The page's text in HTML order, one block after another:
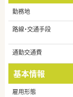
勤務地
路線・交通手段
通勤交通費
基本情報
雇用形態